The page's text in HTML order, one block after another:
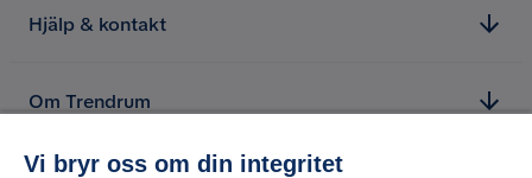
Hjälp & kontakt
Om Trendrum
Vi bryr oss om din integritet